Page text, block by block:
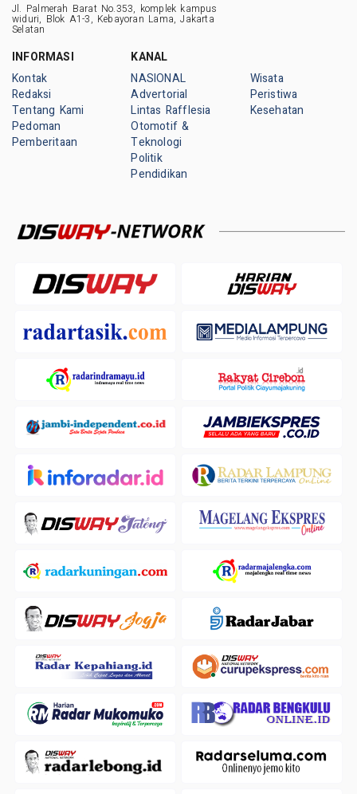
Jl. Palmerah Barat No.353, komplek kampus
widuri, Blok A1-3, Kebayoran Lama, Jakarta
Selatan
INFORMASI
Kontak
Redaksi
Tentang Kami
Pedoman
Pemberitaan
KANAL
NASIONAL
Advertorial
Lintas Rafflesia
Otomotif &
Teknologi
Politik
Pendidikan
Wisata
Peristiwa
Kesehatan